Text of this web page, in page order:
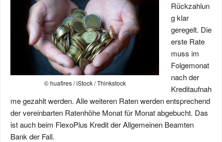
© huafires / iStock / Thinkstock
Rückzahlun
g klar
geregelt. Die
erste Rate
muss im
Folgemonat
nach der
Kreditaufnah
me gezahlt werden. Alle weiteren Raten werden entsprechend
der vereinbarten Ratenhöhe Monat für Monat abgebucht. Das
ist auch beim FlexoPlus Kredit der Allgemeinen Beamten
Bank der Fall.